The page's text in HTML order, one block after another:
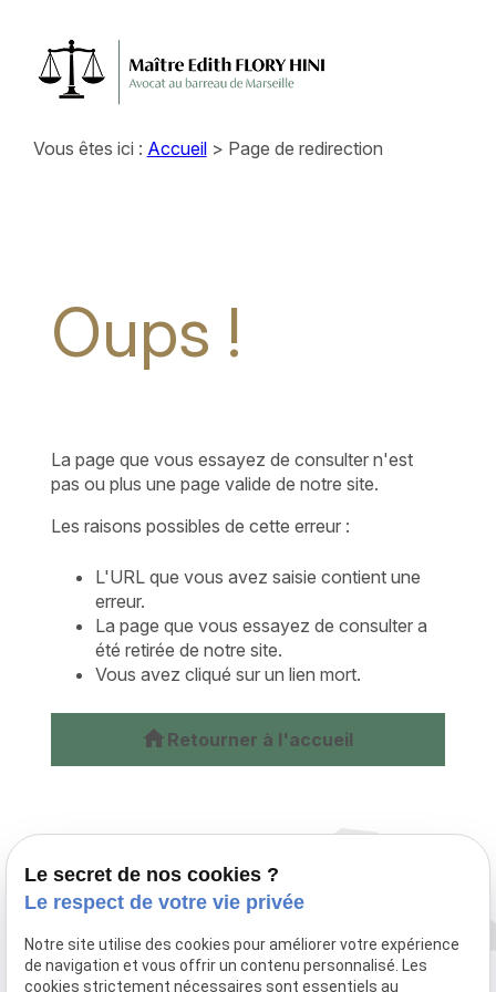
Vous êtes ici : Accueil> Page de redirection
Oups !
La page que vous essayez de consulter n'est
pas ou plus une page valide de notre site.
Les raisons possibles de cette erreur :
L'URL que vous avez saisie contient une
erreur.
La page que vous essayez de consulter a
été retirée de notre site.
Vous avez cliqué sur un lien mort.
home Retourner à l'accueil
Le secret de nos cookies ?
Le respect de votre vie privée
Notre site utilise des cookies pour améliorer votre expérience
de navigation et vous offrir un contenu personnalisé. Les
cookies strictement nécessaires sont essentiels au